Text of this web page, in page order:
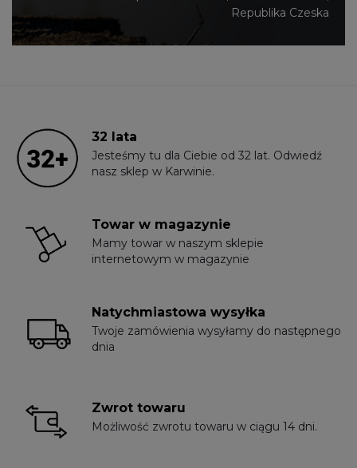
Republika Czeska
32 lata
Jesteśmy tu dla Ciebie od 32 lat. Odwiedź
nasz sklep w Karwinie.
Towar w magazynie
Mamy towar w naszym sklepie
internetowym w magazynie
Natychmiastowa wysyłka
Twoje zamówienia wysyłamy do następnego
dnia
Zwrot towaru
Możliwość zwrotu towaru w ciągu 14 dni.